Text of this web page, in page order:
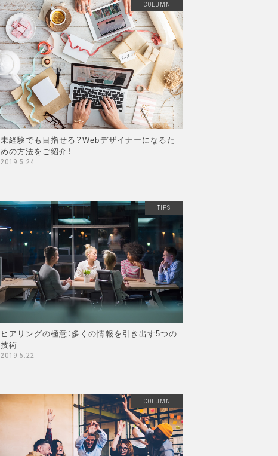
COLUMN
未経験でも目指せる？Webデザイナーになるた
めの方法をご紹介！
2019.5.24
TIPS
ヒアリングの極意：多くの情報を引き出す5つの
技術
2019.5.22
COLUMN